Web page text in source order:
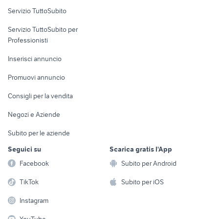
Informatica
Console e
Fotografia
Telefonia
Biciclette
Servizio TuttoSubito
Servizio TuttoSubito per
Professionisti
Inserisci annuncio
Promuovi annuncio
Consigli per la vendita
Negozi e Aziende
Subito per le aziende
Seguici su
Facebook
TikTok
Instagram
Scarica gratis l'App
Subito per Android
Subito per iOS